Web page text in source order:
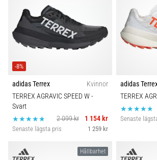
-8%
adidas Terrex
Kvinnor
TERREX AGRAVIC SPEED W-
Svart
2 099 kr
1 154 kr
Senaste lägsta pris 1 259 kr
adidas
TERREX
Senaste
Hållbarhet